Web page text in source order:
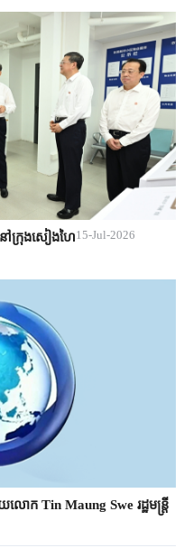
ៅក្រុងសៀងហៃ15-Jul-2026
ោក Tin Maung Swe រដ្ឋមន្ត្រី